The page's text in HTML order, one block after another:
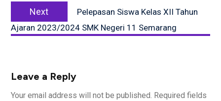
Next
post:
Pelepasan Siswa Kelas XII Tahun
Ajaran 2023/2024 SMK Negeri 11 Semarang
Leave a Reply
Your email address will not be published. Required fields